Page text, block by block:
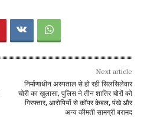
Next article
निर्माणाधीन अस्पताल से हो रही सिलसिलेवार
चोरी का खुलासा, पुलिस ने तीन शातिर चोरों को
गिरफ्तार, आरोपियों से कॉपर केबल, पंखे और
अन्य कीमती सामग्री बरामद